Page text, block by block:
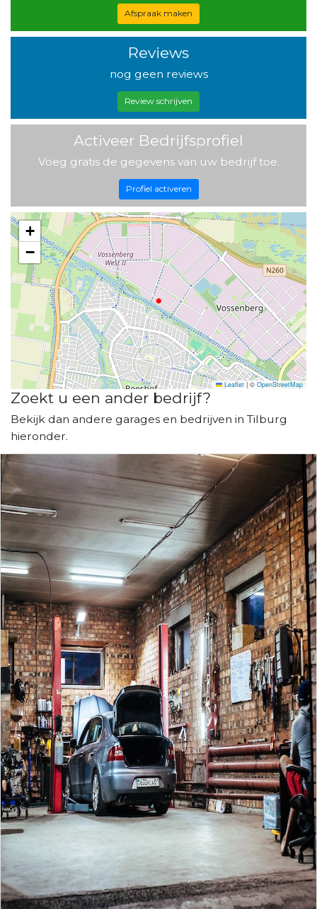
Afspraak maken
Reviews
nog geen reviews
Review schrijven
Activeer Bedrijfsprofiel
Voeg gratis de gegevens van uw bedrijf toe.
Profiel activeren
+
−
Leaflet | © OpenStreetMap
Zoekt u een ander bedrijf?
Bekijk dan andere garages en bedrijven in Tilburg
hieronder.